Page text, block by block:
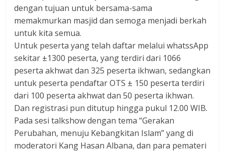
dengan tujuan untuk bersama-sama
memakmurkan masjid dan semoga menjadi berkah
untuk kita semua.
Untuk peserta yang telah daftar melalui whatssApp
sekitar ±1300 peserta, yang terdiri dari 1066
peserta akhwat dan 325 peserta ikhwan, sedangkan
untuk peserta pendaftar OTS ± 150 peserta terdiri
dari 100 peserta akhwat dan 50 peserta ikhwan.
Dan registrasi pun ditutup hingga pukul 12.00 WIB.
Pada sesi talkshow dengan tema “Gerakan
Perubahan, menuju Kebangkitan Islam” yang di
moderatori Kang Hasan Albana, dan para pemateri